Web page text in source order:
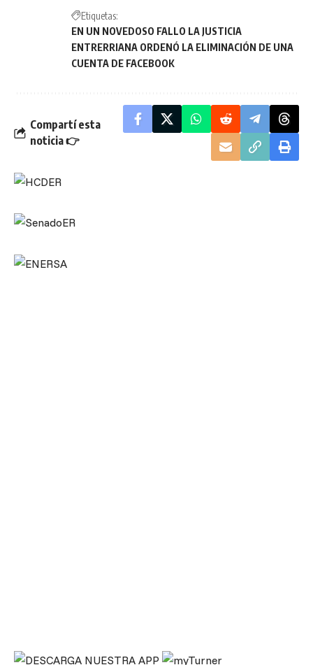
Etiquetas:
EN UN NOVEDOSO FALLO LA JUSTICIA
ENTRERRIANA ORDENÓ LA ELIMINACIÓN DE UNA
CUENTA DE FACEBOOK
Compartí esta
noticia 👉